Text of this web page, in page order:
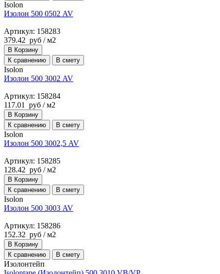
Isolon
Изолон 500 0502 AV
Артикул: 158283
379.42 руб / м2
В Корзину
К сравнению
В смету
Isolon
Изолон 500 3002 AV
Артикул: 158284
117.01 руб / м2
В Корзину
К сравнению
В смету
Isolon
Изолон 500 3002,5 AV
Артикул: 158285
128.42 руб / м2
В Корзину
К сравнению
В смету
Isolon
Изолон 500 3003 AV
Артикул: 158286
152.32 руб / м2
В Корзину
К сравнению
В смету
Изолонтейп